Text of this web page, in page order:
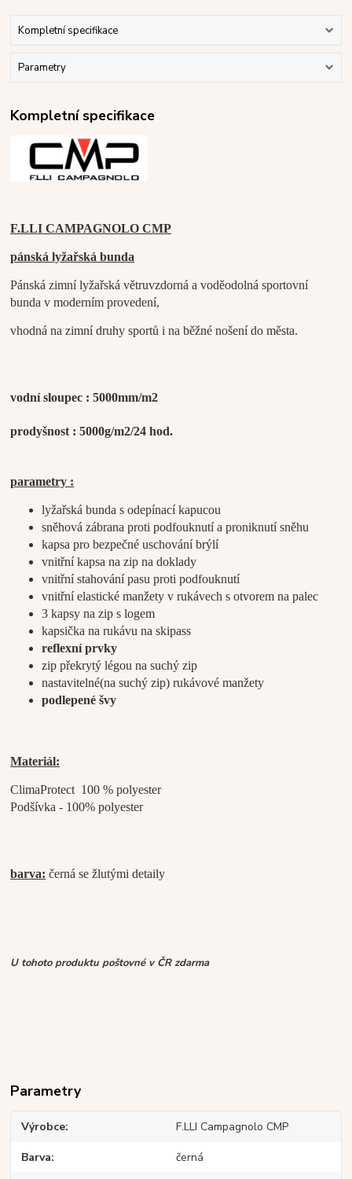
Kompletní specifikace
Parametry
Kompletní specifikace
F.LLI CAMPAGNOLO CMP
pánská lyžařská bunda
Pánská zimní lyžařská větruvzdorná a voděodolná sportovní
bunda v moderním provedení,
vhodná na zimní druhy sportů i na běžné nošení do města.
vodní sloupec : 5000mm/m2
prodyšnost : 5000g/m2/24 hod.
parametry :
lyžařská bunda s odepínací kapucou
sněhová zábrana proti podfouknutí a proniknutí sněhu
kapsa pro bezpečné uschování brýlí
vnitřní kapsa na zip na doklady
vnitřní stahování pasu proti podfouknutí
vnitřní elastické manžety v rukávech s otvorem na palec
3 kapsy na zip s logem
kapsička na rukávu na skipass
reflexní prvky
zip překrytý légou na suchý zip
nastavitelné(na suchý zip) rukávové manžety
podlepené švy
Materiál:
ClimaProtect 100 % polyester
Podšívka - 100% polyester
barva: černá se žlutými detaily
U tohoto produktu poštovné v ČR zdarma
Parametry
Výrobce F.LLI Campagnolo CMP
Barva černá